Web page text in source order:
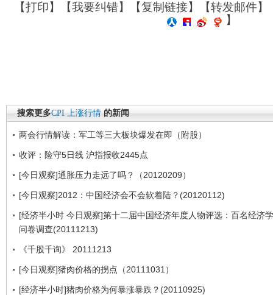
【打印】【我要纠错】【复制链接】【转发邮件】
】
搜索更多CPI 上涨行情 的新闻
两会行情解读：军工等三大板块爆发在即（附股）
收评：险守5日线 沪指报收2445点
[今日观察]通胀压力走远了吗？（20120209）
[今日观察]2012：中国经济会不会软着陆？(20120112)
[经济半小时 今日观察]第十二届中国经济年度人物评选：百名经济
问卷调查(20111213)
《千股千询》 20111213
[今日观察]猪肉价格的拐点（20111031）
[经济半小时]猪肉价格为何暴涨暴跌？(20110925)